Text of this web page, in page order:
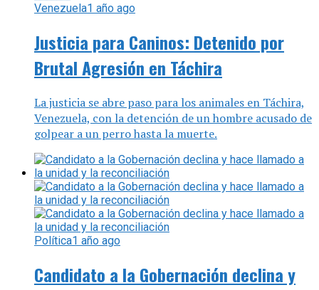
Venezuela1 año ago
Justicia para Caninos: Detenido por
Brutal Agresión en Táchira
La justicia se abre paso para los animales en Táchira,
Venezuela, con la detención de un hombre acusado de
golpear a un perro hasta la muerte.
Política1 año ago
Candidato a la Gobernación declina y